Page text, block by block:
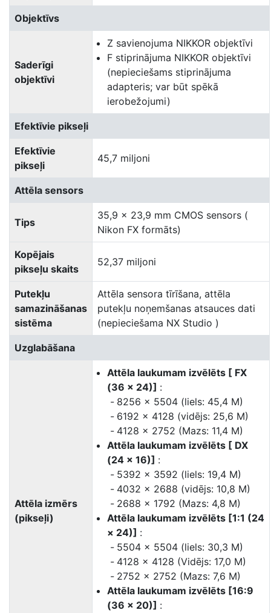
Objektīvs
Saderīgi
objektīvi
Z savienojuma NIKKOR objektīvi
F stiprinājuma NIKKOR objektīvi
(nepieciešams stiprinājuma
adapteris; var būt spēkā
ierobežojumi)
Efektīvie pikseļi
Efektīvie
pikseļi
45,7 miljoni
Attēla sensors
Tips
35,9 × 23,9 mm CMOS sensors (
Nikon FX formāts)
Kopējais
pikseļu skaits
52,37 miljoni
Putekļu
samazināšanas
sistēma
Attēla sensora tīrīšana, attēla
putekļu noņemšanas atsauces dati
(nepieciešama NX Studio )
Uzglabāšana
Attēla izmērs
(pikseļi)
Attēla laukumam izvēlēts [ FX
(36 × 24)] :
8256 × 5504 (liels: 45,4 M)
6192 × 4128 (vidējs: 25,6 M)
4128 × 2752 (Mazs: 11,4 M)
Attēla laukumam izvēlēts [ DX
(24 × 16)] :
5392 × 3592 (liels: 19,4 M)
4032 × 2688 (vidējs: 10,8 M)
2688 × 1792 (Mazs: 4,8 M)
Attēla laukumam izvēlēts [1:1 (24
× 24)] :
5504 × 5504 (liels: 30,3 M)
4128 × 4128 (Vidējs: 17,0 M)
2752 × 2752 (Mazs: 7,6 M)
Attēla laukumam izvēlēts [16:9
(36 × 20)] :